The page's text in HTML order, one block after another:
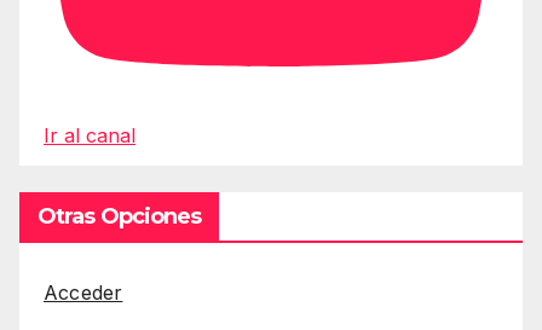
Ir al canal
Otras Opciones
Acceder